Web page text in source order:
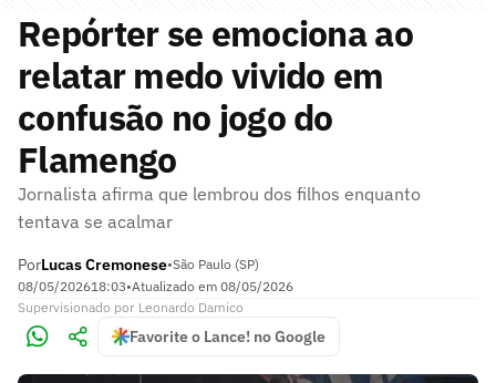
Repórter se emociona ao
relatar medo vivido em
confusão no jogo do
Flamengo
Jornalista afirma que lembrou dos filhos enquanto
tentava se acalmar
PorLucas Cremonese•São Paulo (SP)
08/05/202618:03•Atualizado em 08/05/2026
Supervisionado por Leonardo Damico
Favorite o Lance! no Google